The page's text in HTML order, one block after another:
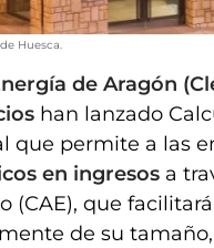
Huesca.
de Aragón
han lanzado
que permite a las
en ingresos a
(CAE), que
de su